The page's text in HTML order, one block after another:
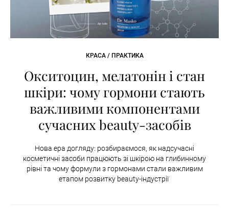
КРАСА / ПРАКТИКА
Окситоцин, мелатонін і стан
шкіри: чому гормони стають
важливими компонентами
сучасних beauty-засобів
Нова ера догляду: розбираємося, як надсучасні
косметичні засоби працюють зі шкірою на глибинному
рівні та чому формули з гормонами стали важливим
етапом розвитку beauty-індустрії